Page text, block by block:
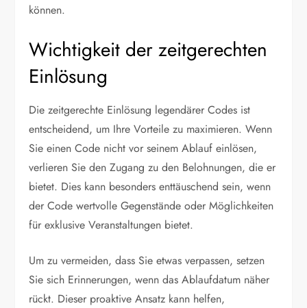
können.
Wichtigkeit der zeitgerechten
Einlösung
Die zeitgerechte Einlösung legendärer Codes ist
entscheidend, um Ihre Vorteile zu maximieren. Wenn
Sie einen Code nicht vor seinem Ablauf einlösen,
verlieren Sie den Zugang zu den Belohnungen, die er
bietet. Dies kann besonders enttäuschend sein, wenn
der Code wertvolle Gegenstände oder Möglichkeiten
für exklusive Veranstaltungen bietet.
Um zu vermeiden, dass Sie etwas verpassen, setzen
Sie sich Erinnerungen, wenn das Ablaufdatum näher
rückt. Dieser proaktive Ansatz kann helfen,